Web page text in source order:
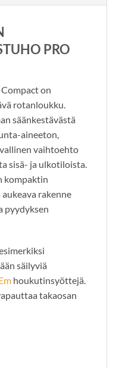
PRO
on
rotanloukku.
säänkestävästä
aineeton,
vaihtoehto
sisä- ja ulkotiloista.
kompaktin
rakenne
pyydyksen
säilyviä
houkutinsyöttejä.
takaosan